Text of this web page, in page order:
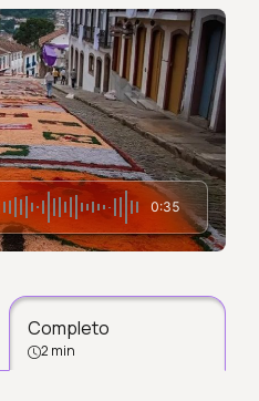
0:35
Completo
2 min